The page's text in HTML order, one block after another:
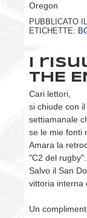
Oregon
PUBBLICATO IL
ETICHETTE:
I
THE
Cari lettori,
si chiude con
settiamanale
se le mie fonti
Amara la
"C2 del rugby".
Salvo il San
vittoria interna
Un